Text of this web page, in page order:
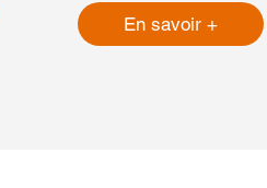
En savoir +